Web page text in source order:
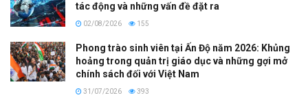
tác động và những vấn đề đặt ra
02/08/2026 155
Phong trào sinh viên tại Ấn Độ năm 2026: Khủng
hoảng trong quản trị giáo dục và những gợi mở
chính sách đối với Việt Nam
31/07/2026 393